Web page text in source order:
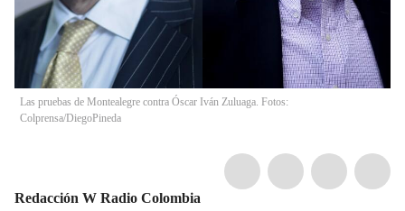
Las pruebas de Montealegre contra Óscar Iván Zuluaga. Fotos:
Colprensa/DiegoPineda
Redacción W Radio Colombia